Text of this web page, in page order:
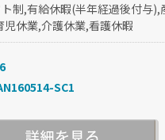
制,有給休暇(半年経過後付与),
児休業,介護休業,看護休暇
SC1